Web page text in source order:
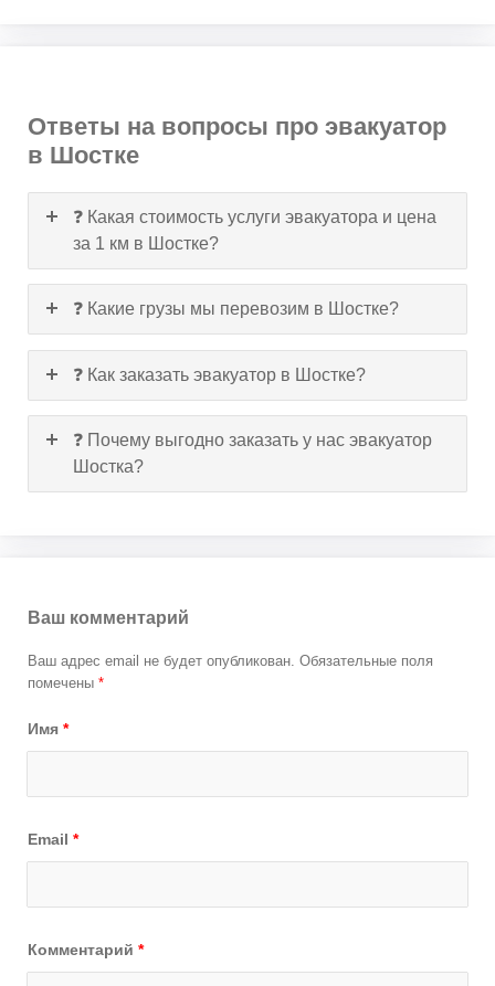
Ответы на вопросы про эвакуатор
в Шостке
❓ Какая стоимость услуги эвакуатора и цена
за 1 км в Шостке?
❓ Какие грузы мы перевозим в Шостке?
❓ Как заказать эвакуатор в Шостке?
❓ Почему выгодно заказать у нас эвакуатор
Шостка?
Ваш комментарий
Ваш адрес email не будет опубликован. Обязательные поля
помечены *
Имя *
Email *
Комментарий *